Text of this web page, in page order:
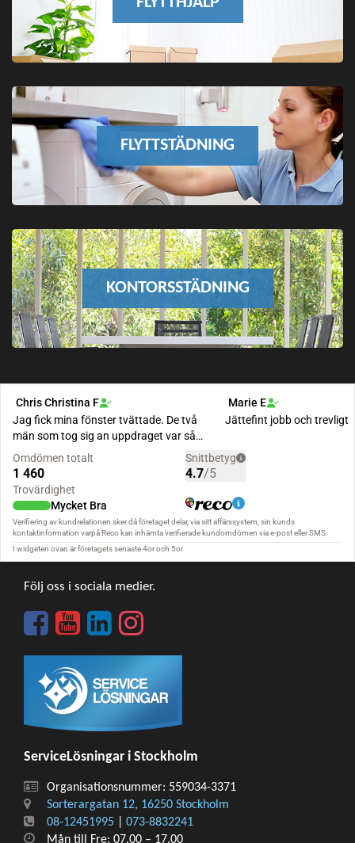
FLYTTSTÄDNING
KONTORSSTÄDNING
Följ oss i sociala medier.
ServiceLösningar i Stockholm
Organisationsnummer: 559034-3371
Sorterargatan 12, 16250 Stockholm
08-12451995
073-8832241
Mån till Fre: 07.00 – 17.00